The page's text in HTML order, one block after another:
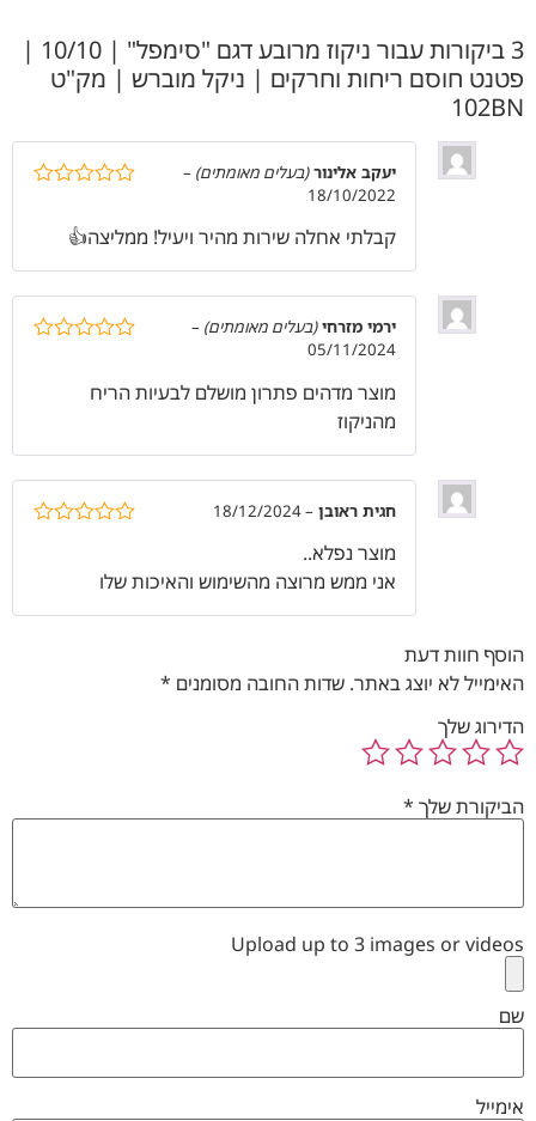
3 ביקורות עבור
ניקוז מרובע דגם "סימפל" | 10/10 |
פטנט חוסם ריחות וחרקים | ניקל מוברש | מק"ט
102BN
יעקב אלינור(בעלים מאומתים) –
18/10/2022
קבלתי אחלה שירות מהיר ויעיל! ממליצה👍
ירמי מזרחי(בעלים מאומתים) –
05/11/2024
מוצר מדהים פתרון מושלם לבעיות הריח
מהניקוז
חגית ראובן –
18/12/2024
מוצר נפלא..
אני ממש מרוצה מהשימוש והאיכות שלו
הוסף חוות דעת
האימייל לא יוצג באתר. שדות החובה מסומנים *
הדירוג שלך
הביקורת שלך *
Upload up to 3 images or videos
שם
אימייל